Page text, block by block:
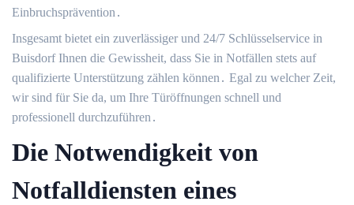
Einbruchsprävention․
Insgesamt bietet ein zuverlässiger und 24/7 Schlüsselservice in
Buisdorf Ihnen die Gewissheit, dass Sie in Notfällen stets auf
qualifizierte Unterstützung zählen können․ Egal zu welcher Zeit,
wir sind für Sie da, um Ihre Türöffnungen schnell und
professionell durchzuführen․
Die Notwendigkeit von
Notfalldiensten eines